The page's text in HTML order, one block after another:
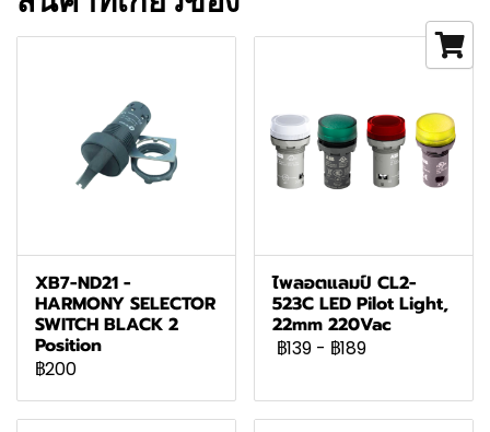
XB7-ND21 -
HARMONY SELECTOR
SWITCH BLACK 2
Position
฿200
ไพลอตแลมป์ CL2-
523C LED Pilot Light,
22mm 220Vac
฿139 - ฿189